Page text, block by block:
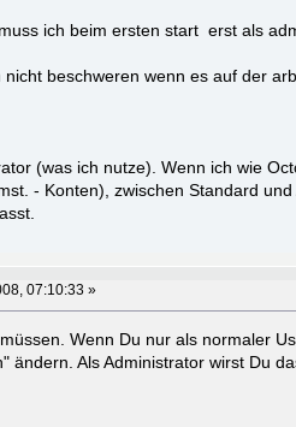
ich beim ersten start erst als
beschweren wenn es auf der
(was ich nutze). Wenn ich wie
- Konten), zwischen Standard
07:10:33 »
Wenn Du nur als normaler
ändern. Als Administrator wirst Du